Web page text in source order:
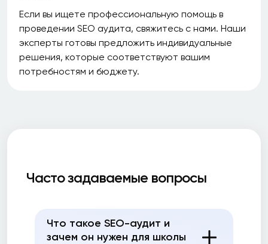
Если вы ищете профессиональную помощь в
проведении SEO аудита, свяжитесь с нами. Наши
эксперты готовы предложить индивидуальные
решения, которые соответствуют вашим
потребностям и бюджету.
Часто задаваемые вопросы
Что такое SEO-аудит и
зачем он нужен для школы